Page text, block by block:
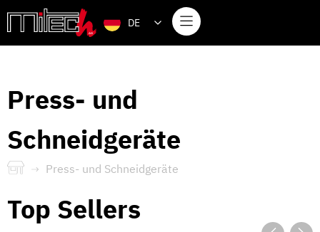
DE
Press- und
Schneidgeräte
Press- und Schneidgeräte
Top Sellers